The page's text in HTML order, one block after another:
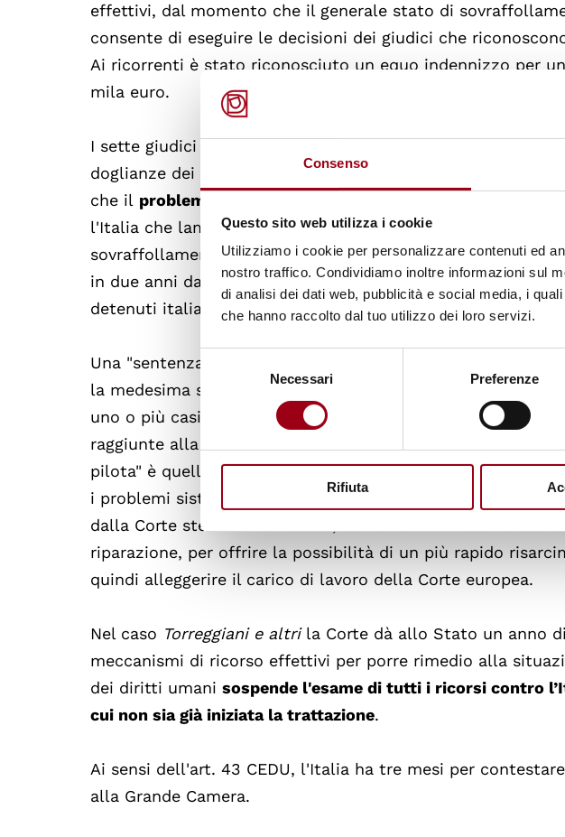
Consenso
Questo sito web utilizza i cookie
Utilizziamo i cookie per personalizzare contenuti ed
nostro traffico. Condividiamo inoltre informazioni sul
di analisi dei dati web, pubblicità e social media, i
che hanno raccolto dal tuo utilizzo dei loro servizi.
Selezione
consenso
Necessari Preferenze
Rifiuta
effettivi, dal momento che il generale stato di
consente di eseguire le decisioni dei giudici che
Ai ricorrenti è stato riconosciuto un equo indennizzo per
mila euro.
I sette giudici della Camera (Seconda sezione) chiamati a
doglianze dei ricorrenti, si sono pronunciati con una
che il problema del sovraffollamento carcerario in Italia è
l'Italia che lamentano lo stesso problema sono infatti
sovraffollamento delle carceri italiane, dopo gli interventi
in due anni da quota 151% a quota 148%. Si tratta di livelli
detenuti italiani ad un concreto rischio di trattamento
Una "sentenza pilota" è adottata quando la Corte riceve un
la medesima situazione di violazione della CEDU. In queste
uno o più casi tra i molti simili pendenti, trattarli in via
raggiunte alla massa degli altri ricorsi pendenti. L’obiettivo
pilota" è quello di indurre lo ad adeguarsi alle decisioni
i problemi sistemici o strutturali che i ricorsi mettono in
dalla Corte stessa. Se del caso, lo Stato è invitato ad
riparazione, per offrire la possibilità di un più rapido
quindi alleggerire il carico di lavoro della Corte europea.
Nel caso Torreggiani e altrila Corte dà allo Stato un anno
meccanismi di ricorso effettivi per porre rimedio alla
dei diritti umanisospende l'esame di tutti i ricorsi contro
cui non sia già iniziata la trattazione.
Ai sensi dell'art. 43 CEDU, l'Italia ha tre mesi per
alla Grande Camera.